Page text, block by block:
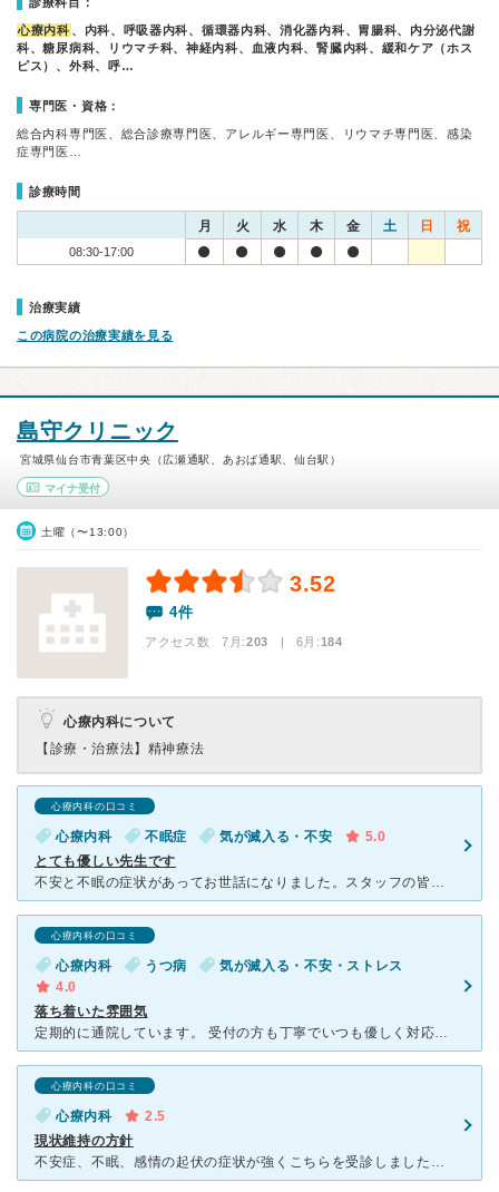
心療内科 、内科、呼吸器内科、循環器内科、消化器内科、胃腸科、内分泌代謝
科、糖尿病科、リウマチ科、神経内科、血液内科、腎臓内科、緩和ケア（ホス
ピス）、外科、呼…
専門医・資格：
総合内科専門医、総合診療専門医、アレルギー専門医、リウマチ専門医、感染
症専門医…
診療時間
月 火 水 木 金 土 日 祝
08:30-17:00
治療実績
この病院の治療実績を見る
島守クリニック
宮城県仙台市青葉区中央（広瀬通駅、あおば通駅、仙台駅）
マイナ受付
土曜（〜13:00）
3.52
4件
アクセス数 7月:203 | 6月:184
心療内科について
【診療・治療法】 精神療法
心療内科の口コミ
心療内科 不眠症 気が滅入る・不安
5.0
とても優しい先生です
不安と不眠の症状があってお世話になりました。スタッフの皆さんの対応がとても感じ良くて感動しました！院内は清潔感があり、クラシックがかかってて落ち着いた雰囲気でした。診察はカウンセリングはなく薬による治
心療内科の口コミ
心療内科 うつ病
気が滅入る・不安・ストレス
4.0
落ち着いた雰囲気
定期的に通院しています。 受付の方も丁寧でいつも優しく対応していただき、安心して通院できます。 院内は落ち着いた雰囲気でとても穏やかに過ごせます。 先生はいつも親身になって話を聞いてくださいます
心療内科の口コミ
心療内科
2.5
現状維持の方針
不安症、不眠、感情の起伏の症状が強くこちらを受診しました。 処方をいただいてから一年半、症状は落ち着いて来ました。 カウンセリングは穏やかな口調で食事がとれているか、眠れているかを確認されます。強